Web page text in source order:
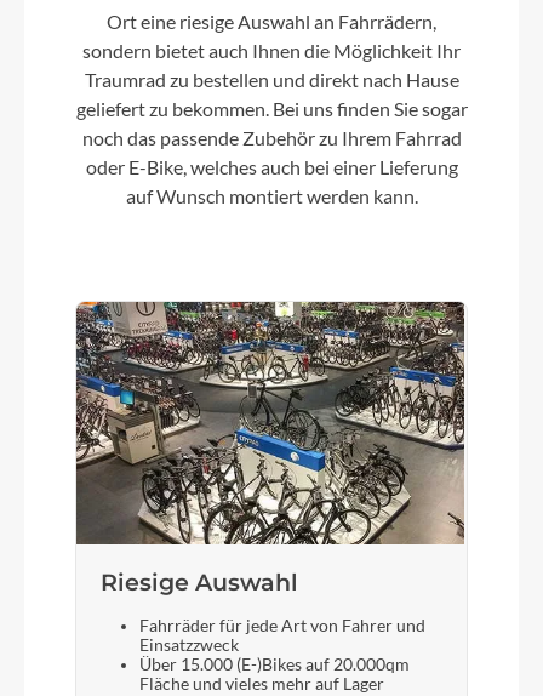
Ort eine riesige Auswahl an Fahrrädern,
sondern bietet auch Ihnen die Möglichkeit Ihr
Traumrad zu bestellen und direkt nach Hause
geliefert zu bekommen. Bei uns finden Sie sogar
noch das passende Zubehör zu Ihrem Fahrrad
oder E-Bike, welches auch bei einer Lieferung
auf Wunsch montiert werden kann.
Riesige Auswahl
Fahrräder für jede Art von Fahrer und
Einsatzzweck
Über 15.000 (E-)Bikes auf 20.000qm
Fläche und vieles mehr auf Lager